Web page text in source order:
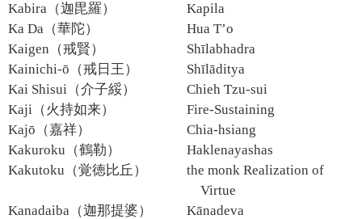
Kabira（迦毘羅）
Kapila
Ka Da（華陀）
Hua T’o
Kaigen（戒賢）
Shīlabhadra
Kainichi-ō（戒日王）
Shīlāditya
Kai Shisui（介子綏）
Chieh Tzu-sui
Kaji（火持如来）
Fire-Sustaining
Kajō（嘉祥）
Chia-hsiang
Kakuroku（鶴勒）
Haklenayashas
Kakutoku（覚徳比丘）
the monk Realization of
Virtue
Kanadaiba（迦那提婆）
Kānadeva